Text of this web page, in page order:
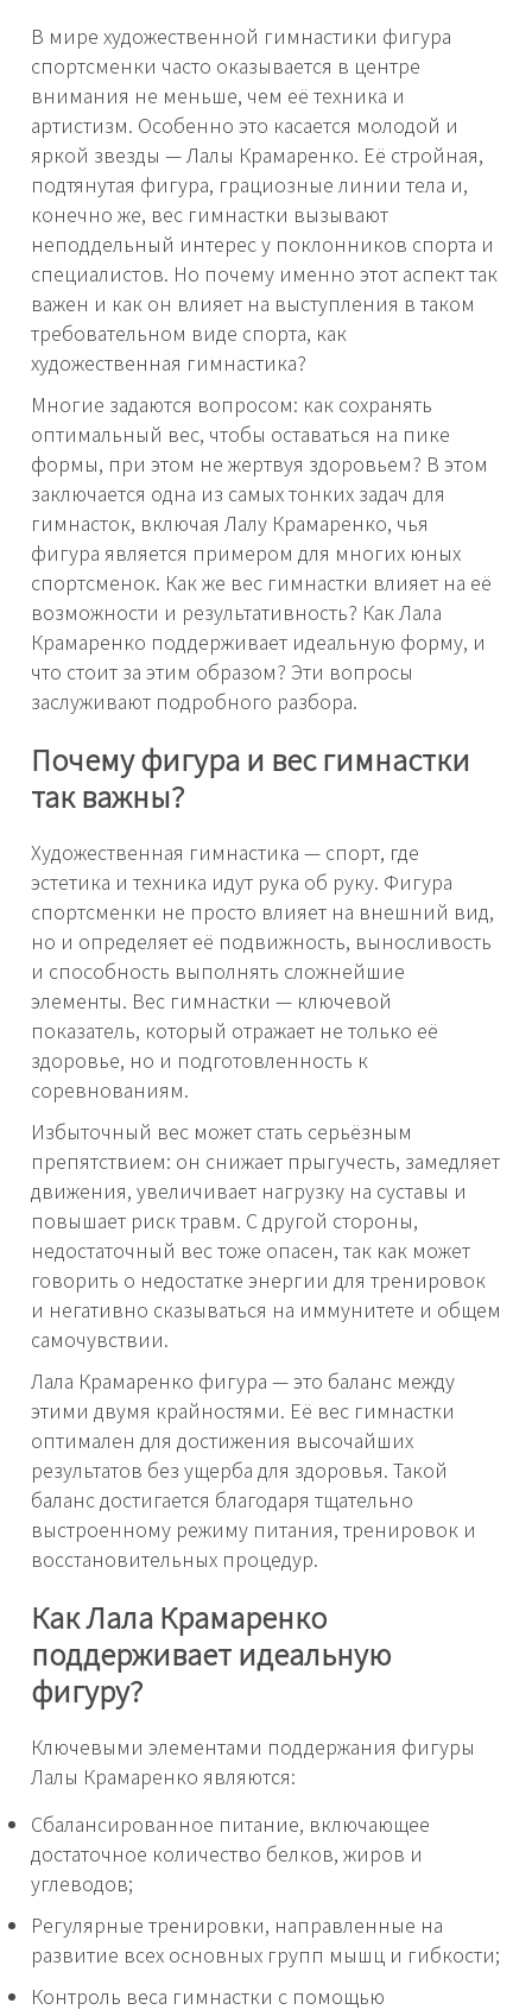
В мире художественной гимнастики фигура
спортсменки часто оказывается в центре
внимания не меньше, чем её техника и
артистизм. Особенно это касается молодой и
яркой звезды — Лалы Крамаренко. Её стройная,
подтянутая фигура, грациозные линии тела и,
конечно же, вес гимнастки вызывают
неподдельный интерес у поклонников спорта и
специалистов. Но почему именно этот аспект так
важен и как он влияет на выступления в таком
требовательном виде спорта, как
художественная гимнастика?
Многие задаются вопросом: как сохранять
оптимальный вес, чтобы оставаться на пике
формы, при этом не жертвуя здоровьем? В этом
заключается одна из самых тонких задач для
гимнасток, включая Лалу Крамаренко, чья
фигура является примером для многих юных
спортсменок. Как же вес гимнастки влияет на её
возможности и результативность? Как Лала
Крамаренко поддерживает идеальную форму, и
что стоит за этим образом? Эти вопросы
заслуживают подробного разбора.
Почему фигура и вес гимнастки
так важны?
Художественная гимнастика — спорт, где
эстетика и техника идут рука об руку. Фигура
спортсменки не просто влияет на внешний вид,
но и определяет её подвижность, выносливость
и способность выполнять сложнейшие
элементы. Вес гимнастки — ключевой
показатель, который отражает не только её
здоровье, но и подготовленность к
соревнованиям.
Избыточный вес может стать серьёзным
препятствием: он снижает прыгучесть, замедляет
движения, увеличивает нагрузку на суставы и
повышает риск травм. С другой стороны,
недостаточный вес тоже опасен, так как может
говорить о недостатке энергии для тренировок
и негативно сказываться на иммунитете и общем
самочувствии.
Лала Крамаренко фигура — это баланс между
этими двумя крайностями. Её вес гимнастки
оптимален для достижения высочайших
результатов без ущерба для здоровья. Такой
баланс достигается благодаря тщательно
выстроенному режиму питания, тренировок и
восстановительных процедур.
Как Лала Крамаренко
поддерживает идеальную
фигуру?
Ключевыми элементами поддержания фигуры
Лалы Крамаренко являются:
Сбалансированное питание, включающее
достаточное количество белков, жиров и
углеводов;
Регулярные тренировки, направленные на
развитие всех основных групп мышц и гибкости;
Контроль веса гимнастки с помощью